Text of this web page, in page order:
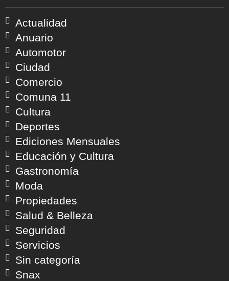
Actualidad
Anuario
Automotor
Ciudad
Comercio
Comuna 11
Cultura
Deportes
Ediciones Mensuales
Educación y Cultura
Gastronomía
Moda
Propiedades
Salud & Belleza
Seguridad
Servicios
Sin categoría
Snax